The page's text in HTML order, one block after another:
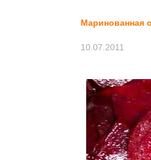
Маринованная
10.07.2011